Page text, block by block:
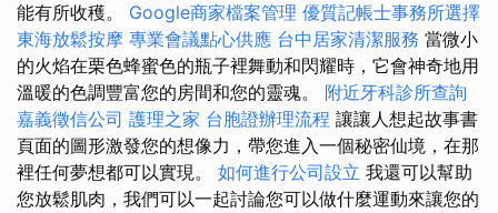
能有所收穫。 Google商家檔案管理 優質記帳士事務所選擇
東海放鬆按摩 專業會議點心供應 台中居家清潔服務 當微小
的火焰在栗色蜂蜜色的瓶子裡舞動和閃耀時，它會神奇地用
溫暖的色調豐富您的房間和您的靈魂。 附近牙科診所查詢
嘉義徵信公司 護理之家 台胞證辦理流程 讓讓人想起故事書
頁面的圖形激發您的想像力，帶您進入一個秘密仙境，在那
裡任何夢想都可以實現。 如何進行公司設立 我還可以幫助
您放鬆肌肉，我們可以一起討論您可以做什麼運動來讓您的